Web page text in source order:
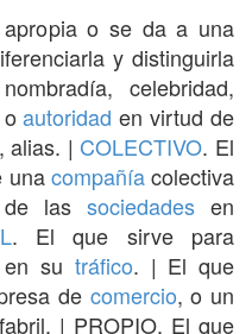
o se da a una
y distinguirla
celebridad,
oautoridad en virtud de
alias. | COLECTIVO. El
unacompañíacolectiva
lassociedades en
. El que sirve para
su tráfico. | El que
de comercio, o un
| PROPIO, El que